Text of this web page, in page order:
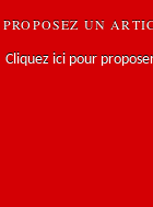
PROPOSEZ UN
Cliquez ici pour